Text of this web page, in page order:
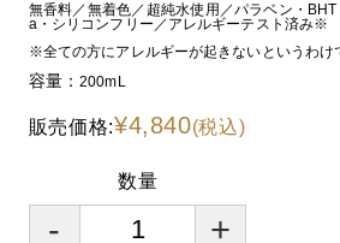
無香料／無着色／超純水使用／パラベン・
a・シリコンフリー／アレルギーテスト済み※
※全ての方にアレルギーが起きないというわけ
容量：200mL
販売価格:¥4,840(税込)
数量
- +